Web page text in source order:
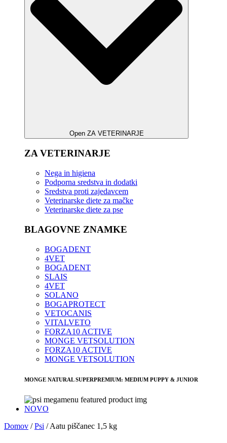
Open ZA VETERINARJE
ZA VETERINARJE
Nega in higiena
Podporna sredstva in dodatki
Sredstva proti zajedavcem
Veterinarske diete za mačke
Veterinarske diete za pse
BLAGOVNE ZNAMKE
BOGADENT
4VET
BOGADENT
SLAIS
4VET
SOLANO
BOGAPROTECT
VETOCANIS
VITALVETO
FORZA10 ACTIVE
MONGE VETSOLUTION
FORZA10 ACTIVE
MONGE VETSOLUTION
MONGE NATURAL SUPERPREMIUM: MEDIUM PUPPY & JUNIOR
NOVO
Domov /Psi /Aatu piščanec 1,5 kg